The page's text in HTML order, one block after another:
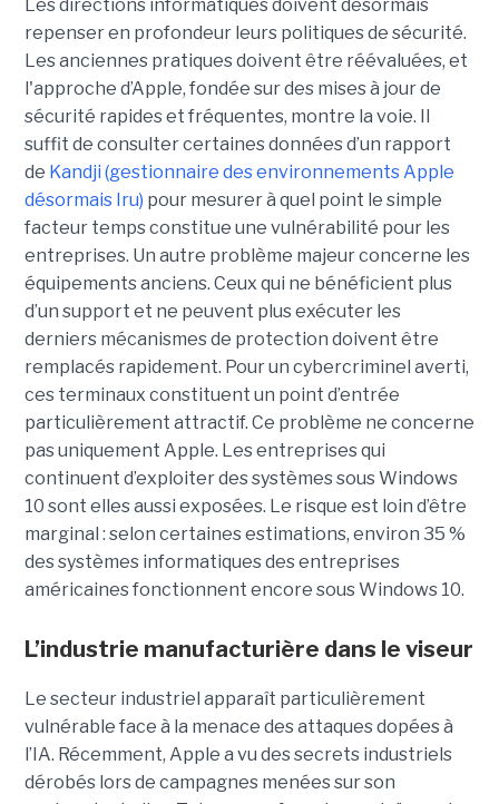
Les directions informatiques doivent désormais
repenser en profondeur leurs politiques de sécurité.
Les anciennes pratiques doivent être réévaluées, et
l'approche d’Apple, fondée sur des mises à jour de
sécurité rapides et fréquentes, montre la voie. Il
suffit de consulter certaines données d’un rapport
de Kandji (gestionnaire des environnements Apple
désormais Iru) pour mesurer à quel point le simple
facteur temps constitue une vulnérabilité pour les
entreprises. Un autre problème majeur concerne les
équipements anciens. Ceux qui ne bénéficient plus
d’un support et ne peuvent plus exécuter les
derniers mécanismes de protection doivent être
remplacés rapidement. Pour un cybercriminel averti,
ces terminaux constituent un point d’entrée
particulièrement attractif. Ce problème ne concerne
pas uniquement Apple. Les entreprises qui
continuent d’exploiter des systèmes sous Windows
10 sont elles aussi exposées. Le risque est loin d’être
marginal : selon certaines estimations, environ 35 %
des systèmes informatiques des entreprises
américaines fonctionnent encore sous Windows 10.
L’industrie manufacturière dans le viseur
Le secteur industriel apparaît particulièrement
vulnérable face à la menace des attaques dopées à
l’IA. Récemment, Apple a vu des secrets industriels
dérobés lors de campagnes menées sur son